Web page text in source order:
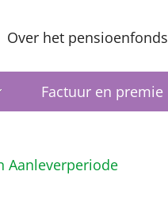
Over het pensioenfonds
Factuur en premie
Aanleverperiode